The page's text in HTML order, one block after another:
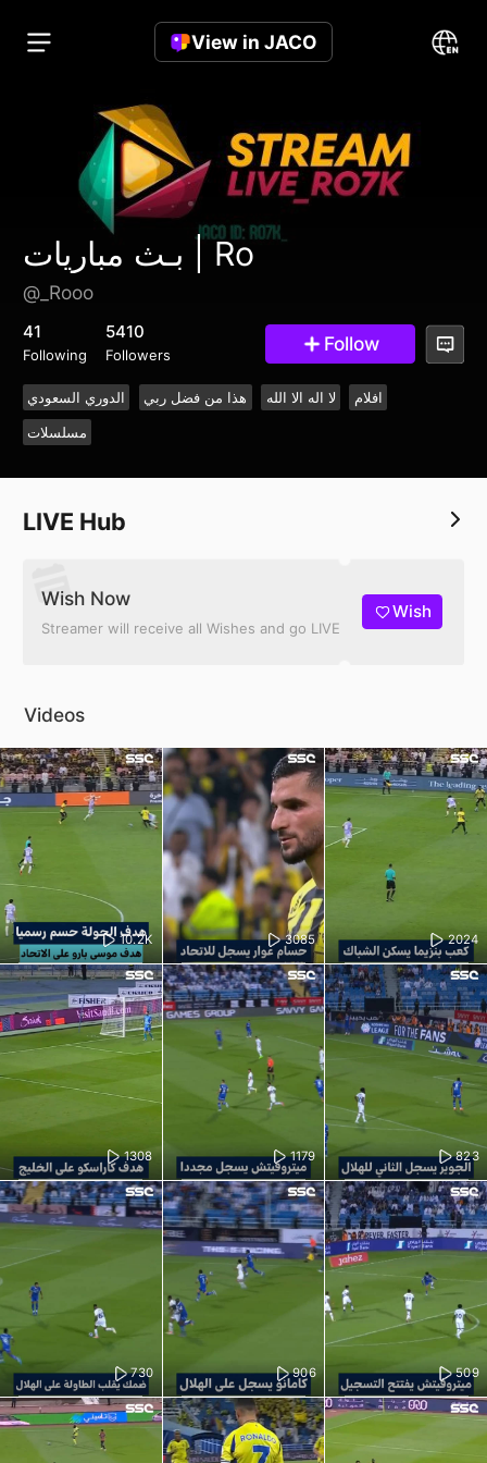
View in JACO
بـث مباريات | Ro
@_Rooo
41
Following
5410
Followers Follow
الدوري السعودي هذا من فضل ربي لا اله الا الله
افلام
مسلسلات
LIVE Hub
Wish Now
Streamer will receive all Wishes and go LIVE
Wish
Videos
10.2K 3085 2024
1308 1179 823
730 906 509